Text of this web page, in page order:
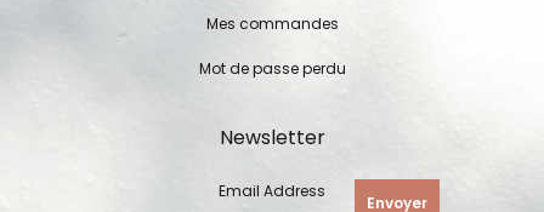
Mes commandes
Mot de passe perdu
Newsletter
Email Address
Envoyer